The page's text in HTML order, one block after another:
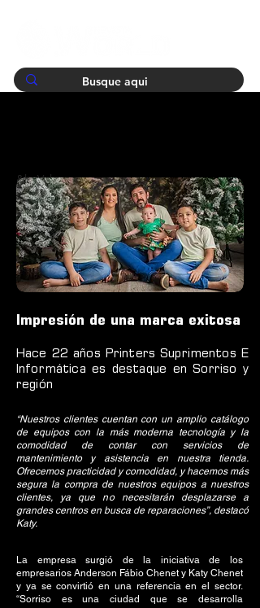
&lt; Volver
Impresión de una marca exitosa
Hace 22 años Printers Suprimentos E
Informática es destaque en Sorriso y
región
“Nuestros clientes cuentan con un amplio catálogo
de equipos con la más moderna tecnología y la
comodidad de contar con servicios de
mantenimiento y asistencia en nuestra tienda.
Ofrecemos practicidad y comodidad, y hacemos más
segura la compra de nuestros equipos a nuestros
clientes, ya que no necesitarán desplazarse a
grandes centros en busca de reparaciones”, destacó
Katy.
La empresa surgió de la iniciativa de los
empresarios Anderson Fábio Chenet y Katy Chenet
y ya se convirtió en una referencia en el sector.
“Sorriso es una ciudad que se desarrolla